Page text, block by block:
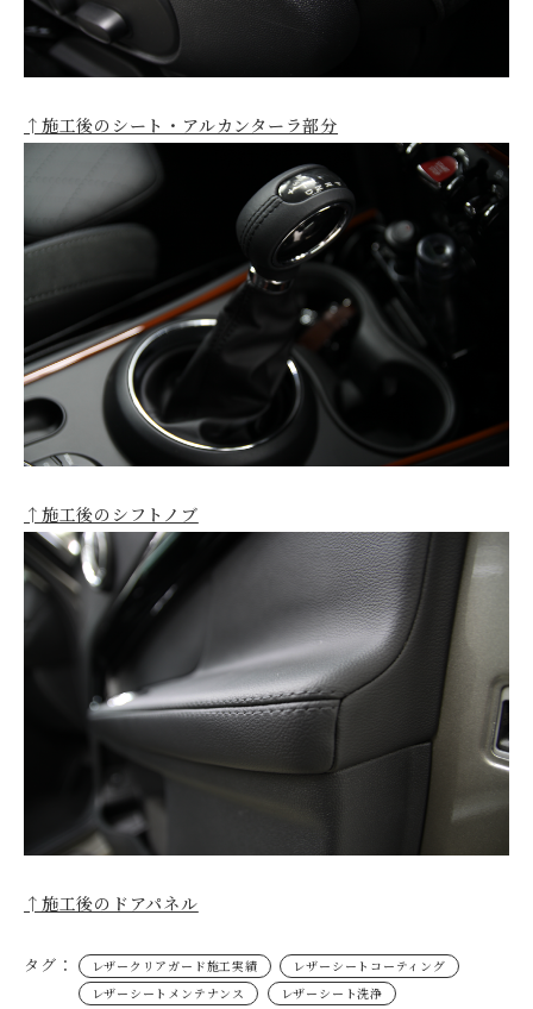
↑施工後のシート・アルカンターラ部分
↑施工後のシフトノブ
↑施工後のドアパネル
タグ： レザークリアガード施工実績
レザーシートコーティング
レザーシートメンテナンス
レザーシート洗浄